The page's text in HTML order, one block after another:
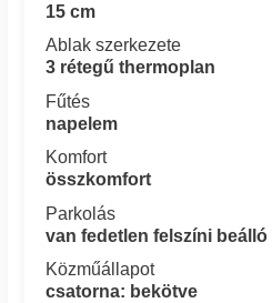
15 cm
Ablak szerkezete
3 rétegű thermoplan
Fűtés
napelem
Komfort
összkomfort
Parkolás
van fedetlen felszíni beálló
Közműállapot
csatorna: bekötve